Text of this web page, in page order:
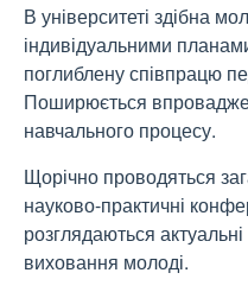
В університеті здібна
індивідуальними
поглиблену співпрацю
Поширюється
навчального процесу.
Щорічно проводяться
науково-практичні
розглядаються
виховання молоді.